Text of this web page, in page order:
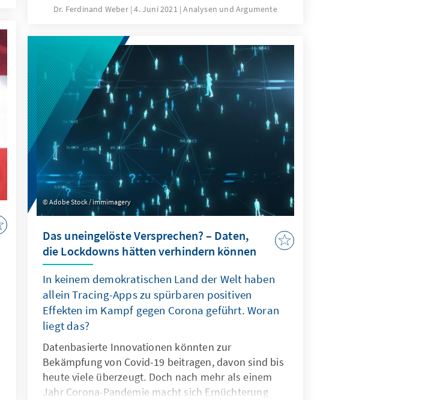
europäischen Mitgliedstaaten mobilisiert werden
die nur schwer zu erfüllen sind? Auf diese und
weitere Fragen gibt der Autor Ferdinand Weber
Antworten und liefert eine europarechtliche sowie
europapolitische Einordnung.
Dr. Ferdinand Weber 4. Juni 2021 Analysen und Argumente
Adobe Stock / immimagery
Das uneingelöste Versprechen? – Daten,
die Lockdowns hätten verhindern können
In keinem demokratischen Land der Welt haben
allein Tracing-Apps zu spürbaren positiven
Effekten im Kampf gegen Corona geführt. Woran
liegt das?
Datenbasierte Innovationen könnten zur
Bekämpfung von Covid-19 beitragen, davon sind bis
heute viele überzeugt. Doch nach mehr als einem
Jahr Corona-Pandemie macht sich Ernüchterung